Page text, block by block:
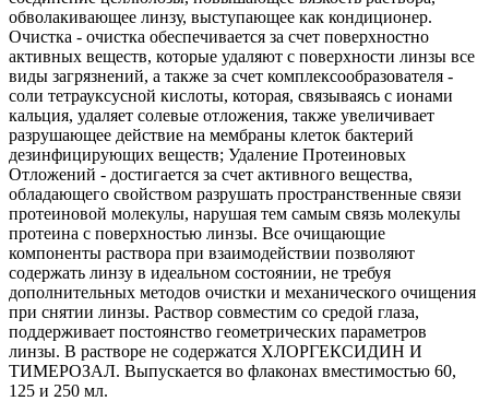
обволакивающее линзу, выступающее как кондиционер.
Очистка - очистка обеспечивается за счет поверхностно
активных веществ, которые удаляют с поверхности линзы все
виды загрязнений, а также за счет комплексообразователя -
соли тетрауксусной кислоты, которая, связываясь с ионами
кальция, удаляет солевые отложения, также увеличивает
разрушающее действие на мембраны клеток бактерий
дезинфицирующих веществ; Удаление Протеиновых
Отложений - достигается за счет активного вещества,
обладающего свойством разрушать пространственные связи
протеиновой молекулы, нарушая тем самым связь молекулы
протеина с поверхностью линзы. Все очищающие
компоненты раствора при взаимодействии позволяют
содержать линзу в идеальном состоянии, не требуя
дополнительных методов очистки и механического очищения
при снятии линзы. Раствор совместим со средой глаза,
поддерживает постоянство геометрических параметров
линзы. В растворе не содержатся ХЛОРГЕКСИДИН И
ТИМЕРОЗАЛ. Выпускается во флаконах вместимостью 60,
125 и 250 мл.